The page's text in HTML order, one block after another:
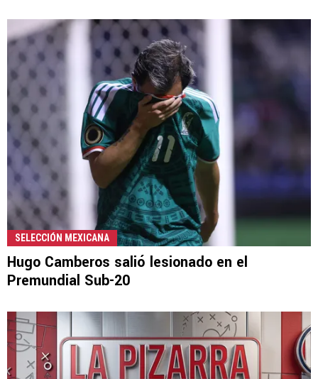
SELECCIÓN MEXICANA
Hugo Camberos salió lesionado en el
Premundial Sub-20